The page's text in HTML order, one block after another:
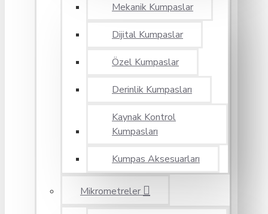
Mekanik Kumpaslar
Dijital Kumpaslar
Özel Kumpaslar
Derinlik Kumpasları
Kaynak Kontrol
Kumpasları
Kumpas Aksesuarları
Mikrometreler